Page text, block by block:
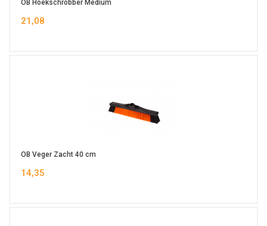
OB Hoekschrobber Medium
21,08
OB Veger Zacht 40 cm
14,35